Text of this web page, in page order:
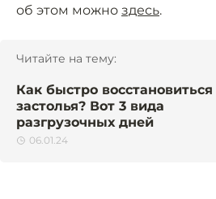
об этом можно здесь.
Читайте на тему:
Как быстро
застолья? Вот 3 вида
разгрузочных дней
06.01.24